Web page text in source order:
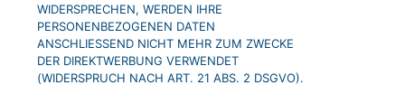
WIDERSPRECHEN, WERDEN IHRE
PERSONENBEZOGENEN DATEN
ANSCHLIESSEND NICHT MEHR ZUM ZWECKE
DER DIREKTWERBUNG VERWENDET
(WIDERSPRUCH NACH ART. 21 ABS. 2 DSGVO).